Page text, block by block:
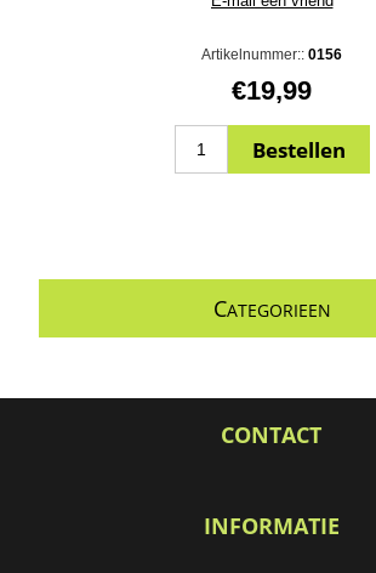
Artikelnummer:: 0156
€19,99
CATEGORIEEN
CONTACT
INFORMATIE